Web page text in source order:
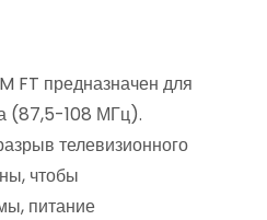
FT предназначен для
(87,5-108 МГц).
телевизионного
чтобы
питание